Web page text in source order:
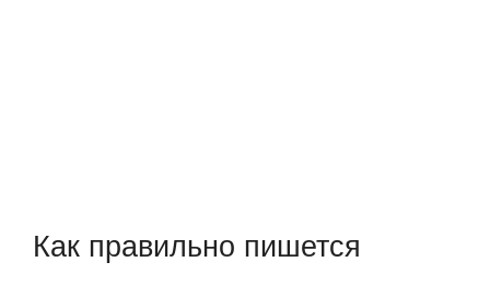
Как правильно пишется